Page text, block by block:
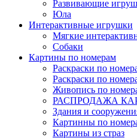
Развивающие
Юла
Интерактивные игрушки
Мягкие
Собаки
Картины по номерам
Раскраски по
Раскраски по
Живопись по
РАСПРОДАЖА
Здания и
Картинны по
Картины из страз